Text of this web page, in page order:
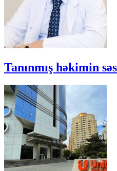
Tanınmış həkimin səs